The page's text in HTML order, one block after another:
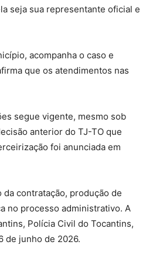
seja sua representante oficial e
acompanha o caso e
que os atendimentos nas
segue vigente, mesmo sob
anterior do TJ-TO que
foi anunciada em
contratação, produção de
no processo administrativo. A
Polícia Civil do Tocantins,
de junho de 2026.